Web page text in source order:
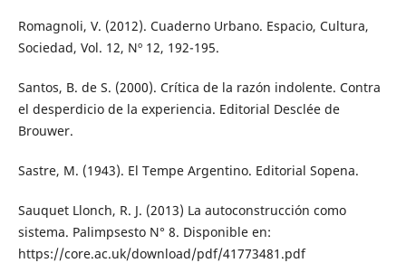
Romagnoli, V. (2012). Cuaderno Urbano. Espacio, Cultura,
Sociedad, Vol. 12, Nº 12, 192-195.
Santos, B. de S. (2000). Crítica de la razón indolente. Contra
el desperdicio de la experiencia. Editorial Desclée de
Brouwer.
Sastre, M. (1943). El Tempe Argentino. Editorial Sopena.
Sauquet Llonch, R. J. (2013) La autoconstrucción como
sistema. Palimpsesto N° 8. Disponible en:
https://core.ac.uk/download/pdf/41773481.pdf